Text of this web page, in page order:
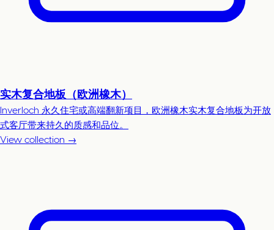
实木复合地板（欧洲橡木）
Inverloch 永久住宅或高端翻新项目，欧洲橡木实木复合地板为开放
式客厅带来持久的质感和品位。
View collection →